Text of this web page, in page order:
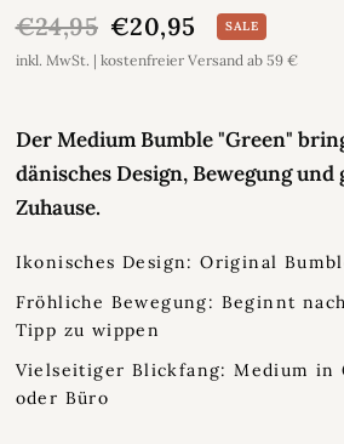
€24,95 €20,95 SALE
inkl. MwSt. | kostenfreier Versand ab 59 €
Der Medium Bumble "Green"
dänisches Design, Bewegung
Zuhause.
Ikonisches Design: Original
Fröhliche Bewegung: Beginnt
Tipp zu wippen
Vielseitiger Blickfang: Medium in
oder Büro